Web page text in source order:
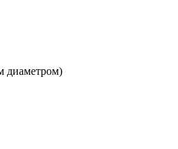
диаметром)